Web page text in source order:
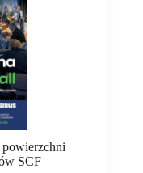
powierzchni
SCF